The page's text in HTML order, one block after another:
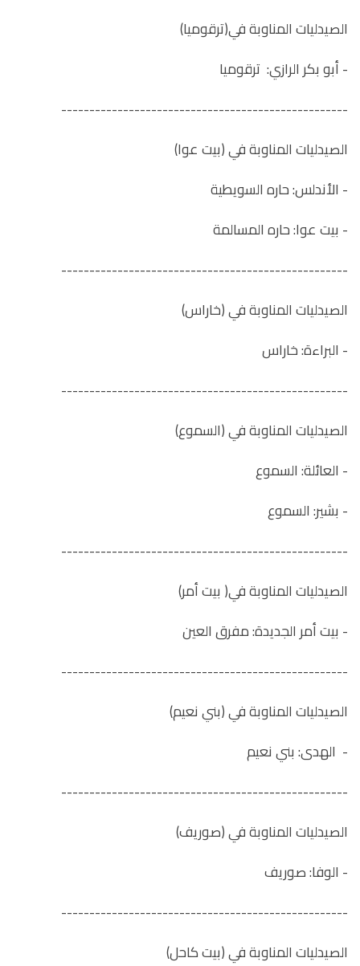
الصيدليات المناوبة في(ترقوميا)
- أبو بكر الرازي: ترقوميا
---------------------------------------------------
الصيدليات المناوبة في (بيت عوا)
- الأندلس: حاره السويطية
- بيت عوا: حاره المسالمة
---------------------------------------------------
الصيدليات المناوبة في (خاراس)
- البراءة: خاراس
---------------------------------------------------
الصيدليات المناوبة في (السموع)
- العائلة: السموع
- بشير: السموع
---------------------------------------------------
الصيدليات المناوبة في( بيت أمر)
- بيت أمر الجديدة: مفرق العين
---------------------------------------------------
الصيدليات المناوبة في (بني نعيم)
- الهدى: بني نعيم
---------------------------------------------------
الصيدليات المناوبة في (صوريف)
- الوفا: صوريف
---------------------------------------------------
الصيدليات المناوبة في (بيت كاحل)